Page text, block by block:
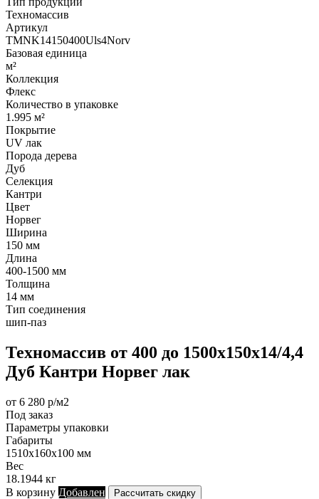
Техномассив
Артикул
TMNK14150400Uls4Norv
Базовая единица
м²
Коллекция
Флекс
Количество в упаковке
1.995 м²
Покрытие
UV лак
Порода дерева
Дуб
Селекция
Кантри
Цвет
Норвег
Ширина
150 мм
Длина
400-1500 мм
Толщина
14 мм
Тип соединения
шип-паз
Техномассив от 400 до 1500х150х14/4,4
Дуб Кантри Норвег лак
от 6 280 р/м2
Под заказ
Параметры упаковки
Габариты
1510х160х100 мм
Вес
18.1944 кг
В корзину Добавлен Рассчитать скидку